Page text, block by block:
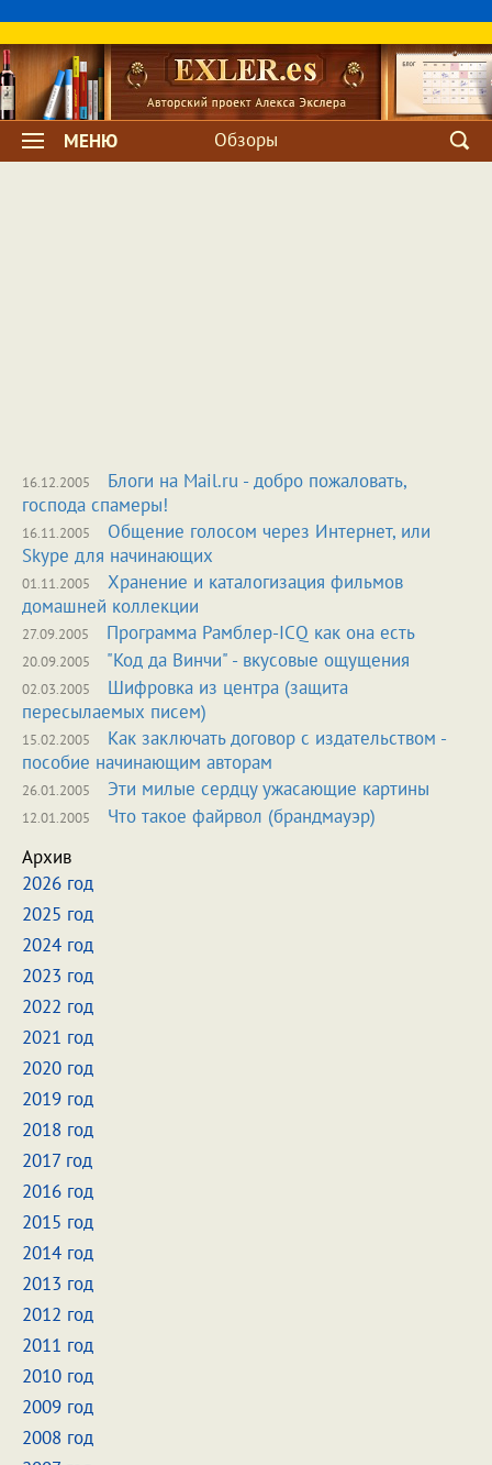
МЕНЮ Обзоры
16.12.2005
Блоги на Mail.ru - добро пожаловать,
господа спамеры!
16.11.2005
Общение голосом через Интернет, или
Skype для начинающих
01.11.2005
Хранение и каталогизация фильмов
домашней коллекции
27.09.2005 Программа Рамблер-ICQ как она есть
20.09.2005 "Код да Винчи" - вкусовые ощущения
02.03.2005
Шифровка из центра (защита
пересылаемых писем)
15.02.2005
Как заключать договор с издательством -
пособие начинающим авторам
26.01.2005 Эти милые сердцу ужасающие картины
12.01.2005
Что такое файрвол (брандмауэр)
Архив
2026 год
2025 год
2024 год
2023 год
2022 год
2021 год
2020 год
2019 год
2018 год
2017 год
2016 год
2015 год
2014 год
2013 год
2012 год
2011 год
2010 год
2009 год
2008 год